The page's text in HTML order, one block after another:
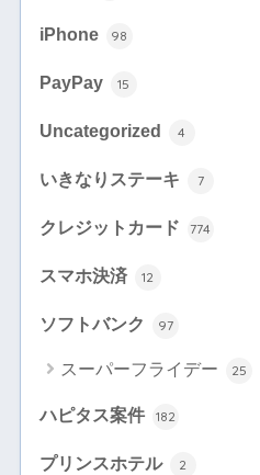
iPhone 98
PayPay 15
Uncategorized 4
いきなりステーキ 7
クレジットカード 774
スマホ決済 12
ソフトバンク 97
スーパーフライデー 25
ハピタス案件 182
プリンスホテル 2